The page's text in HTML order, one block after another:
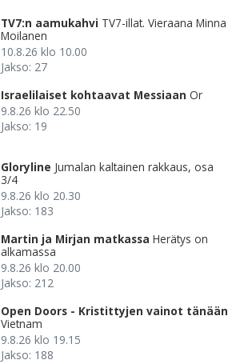
TV7:n aamukahvi TV7-illat. Vieraana Minna
Moilanen
10.8.26 klo 10.00
Jakso: 27
Israelilaiset kohtaavat Messiaan Or
9.8.26 klo 22.50
Jakso: 19
Gloryline Jumalan kaltainen rakkaus, osa
3/4
9.8.26 klo 20.30
Jakso: 183
Martin ja Mirjan matkassa Herätys on
alkamassa
9.8.26 klo 20.00
Jakso: 212
Open Doors - Kristittyjen vainot tänään
Vietnam
9.8.26 klo 19.15
Jakso: 188